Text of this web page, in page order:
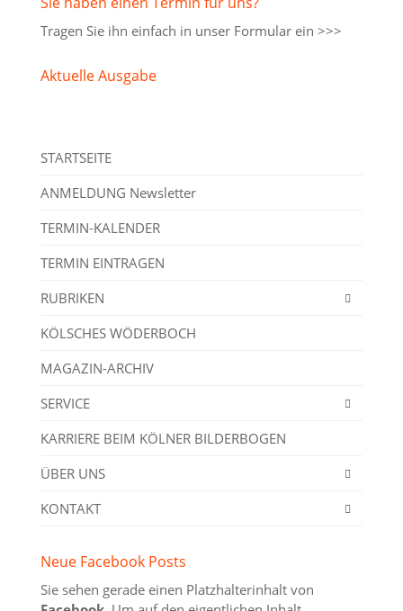
Tragen Sie ihn einfach in unser Formular ein >>>
Aktuelle Ausgabe
STARTSEITE
ANMELDUNG Newsletter
TERMIN-KALENDER
TERMIN EINTRAGEN
RUBRIKEN
KÖLSCHES WÖDERBOCH
MAGAZIN-ARCHIV
SERVICE
KARRIERE BEIM KÖLNER BILDERBOGEN
ÜBER UNS
KONTAKT
Neue Facebook Posts
Sie sehen gerade einen Platzhalterinhalt von